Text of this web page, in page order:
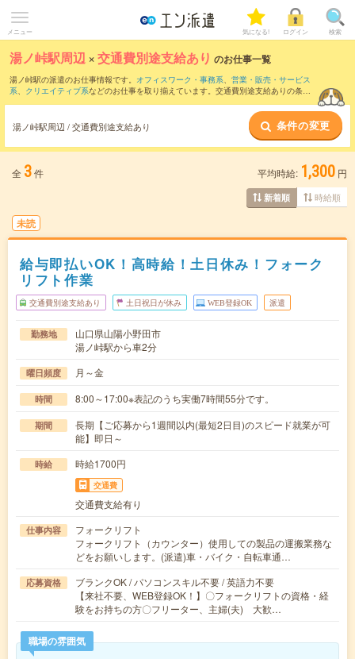
メニュー 気になる! ログイン 検索
湯ノ峠駅周辺 ×交通費別途支給あり のお仕事一覧
湯ノ峠駅の派遣のお仕事情報です。 オフィスワーク・事務系、 営業・販売・サービス
系、 クリエイティブ系などのお仕事を取り揃えています。交通費別途支給ありの条件
湯ノ峠駅周辺 / 交通費別途支給あり 条件の変更
全 3件 平均時給: 1,300 円
新着順 時給順
未読
給与即払いOK！高時給！土日休み！フォーク
リフト作業
交通費別途支給あり 土日祝日が休み WEB登録OK 派遣
勤務地
山口県山陽小野田市
湯ノ峠駅から車2分
曜日頻度 月～金
時間 8:00～17:00※表記のうち実働7時間55分です。
期間
長期【ご応募から1週間以内(最短2日目)のスピード就業が可
能】即日～
時給 時給1700円
交通費
交通費支給有り
仕事内容
フォークリフト
フォークリフト（カウンター）使用しての製品の運搬業務な
どをお願いします。(派遣)車・バイク・自転車通…
応募資格
ブランクOK / パソコンスキル不要 / 英語力不要
【来社不要、WEB登録OK！】〇フォークリフトの資格・経
験をお持ちの方〇フリーター、主婦(夫) 大歓…
職場の雰囲気